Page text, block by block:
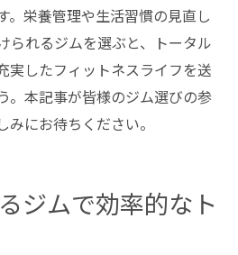
。栄養管理や生活習慣の見直し
られるジムを選ぶと、トータル
実したフィットネスライフを送
。本記事が皆様のジム選びの参
にお待ちください。
ジムで効率的なト